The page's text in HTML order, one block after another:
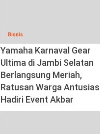
Bisnis
Yamaha Karnaval Gear
Ultima di Jambi Selatan
Berlangsung Meriah,
Ratusan Warga Antusias
Hadiri Event Akbar